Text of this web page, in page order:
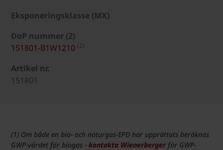
Eksponeringsklasse (MX)
DoP nummer (2)
151801-B1W1210 (2)
Artikel nr.
151801
(1) Om både en bio- och naturgas-EPD har upprättats beräknas
GWP-värdet för biogas - kontakta Wienerberger för GWP-